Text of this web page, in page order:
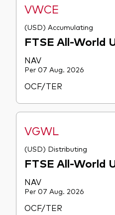
VWCE
(USD) Accumulating
FTSE All-World
NAV
Per 07 Aug. 2026
OCF/TER
VGWL
(USD) Distributing
FTSE All-World
NAV
Per 07 Aug. 2026
OCF/TER